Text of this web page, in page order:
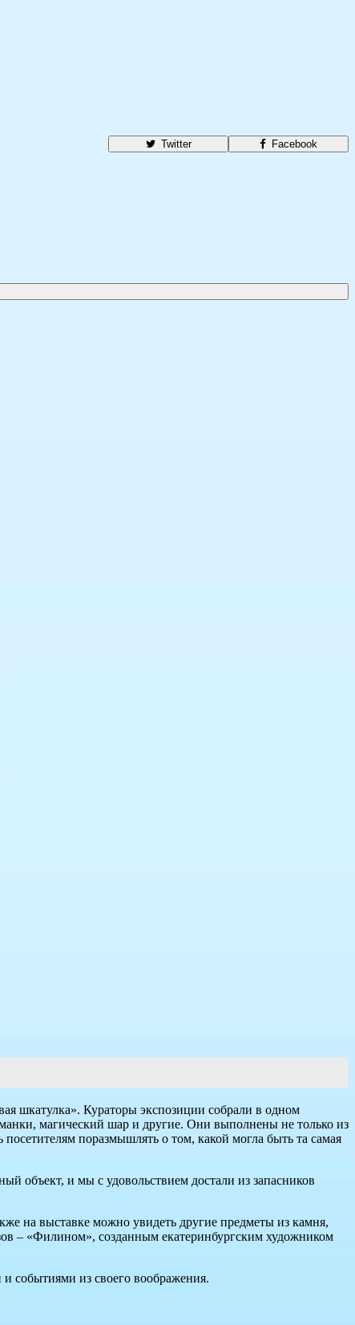
Facebook
Twitter
шкатулка». Кураторы экспозиции собрали в одном
магический шар и другие. Они выполнены не только из
поразмышлять о том, какой могла быть та самая
объект, и мы с удовольствием достали из запасников
на выставке можно увидеть другие предметы из камня,
– «Филином», созданным екатеринбургским художником
событиями из своего воображения.